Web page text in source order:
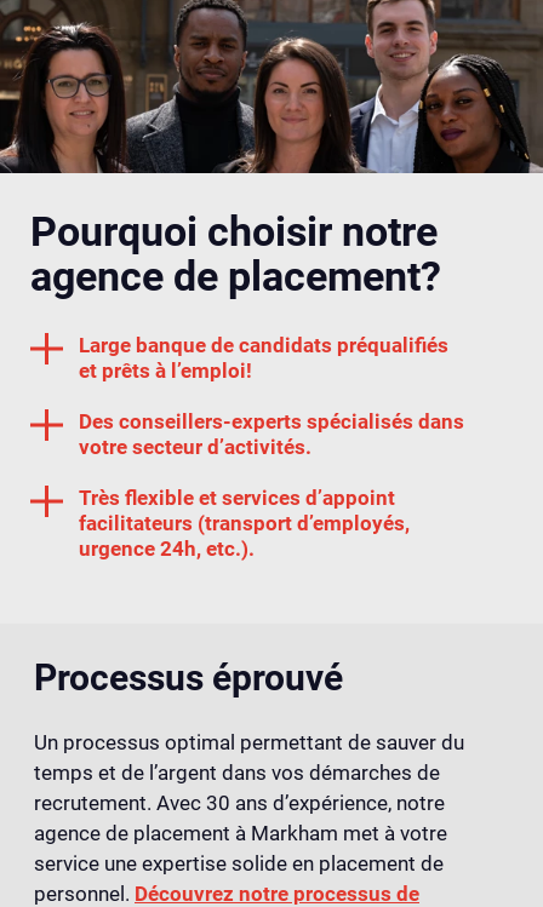
Pourquoi choisir notre
agence de placement?
Large banque de candidats préqualifiés
et prêts à l’emploi!
Des conseillers-experts spécialisés dans
votre secteur d’activités.
Très flexible et services d’appoint
facilitateurs (transport d’employés,
urgence 24h, etc.).
Processus éprouvé
Un processus optimal permettant de sauver du
temps et de l’argent dans vos démarches de
recrutement. Avec 30 ans d’expérience, notre
agence de placement à Markham met à votre
service une expertise solide en placement de
personnel. Découvrez notre processus de